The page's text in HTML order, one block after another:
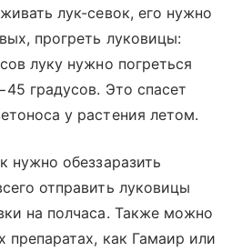
лук-севок, его нужно
прогреть луковицы:
луку нужно погреться
градусов. Это спасет
у растения летом.
нужно обеззаразить
отправить луковицы
на полчаса. Также можно
препаратах, как Гамаир или